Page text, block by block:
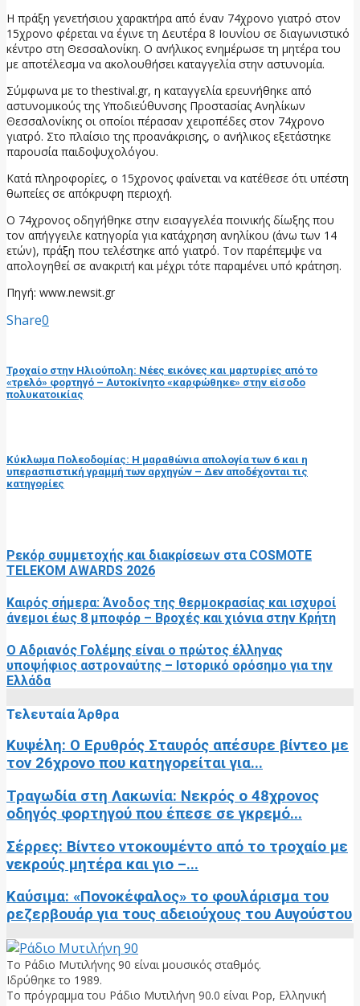
Η πράξη γενετήσιου χαρακτήρα από έναν 74χρονο γιατρό στον
15χρονο φέρεται να έγινε τη Δευτέρα 8 Ιουνίου σε διαγωνιστικό
κέντρο στη Θεσσαλονίκη. Ο ανήλικος ενημέρωσε τη μητέρα του
με αποτέλεσμα να ακολουθήσει καταγγελία στην αστυνομία.
Σύμφωνα με το thestival.gr, η καταγγελία ερευνήθηκε από
αστυνομικούς της Υποδιεύθυνσης Προστασίας Ανηλίκων
Θεσσαλονίκης οι οποίοι πέρασαν χειροπέδες στον 74χρονο
γιατρό. Στο πλαίσιο της προανάκρισης, ο ανήλικος εξετάστηκε
παρουσία παιδοψυχολόγου.
Κατά πληροφορίες, ο 15χρονος φαίνεται να κατέθεσε ότι υπέστη
θωπείες σε απόκρυφη περιοχή.
Ο 74χρονος οδηγήθηκε στην εισαγγελέα ποινικής δίωξης που
τον απήγγειλε κατηγορία για κατάχρηση ανηλίκου (άνω των 14
ετών), πράξη που τελέστηκε από γιατρό. Τον παρέπεμψε να
απολογηθεί σε ανακριτή και μέχρι τότε παραμένει υπό κράτηση.
Πηγή: www.newsit.gr
Share0
Τροχαίο στην Ηλιούπολη: Νέες εικόνες και μαρτυρίες από το
«τρελό» φορτηγό – Αυτοκίνητο «καρφώθηκε» στην είσοδο
πολυκατοικίας
Κύκλωμα Πολεοδομίας: Η μαραθώνια απολογία των 6 και η
υπερασπιστική γραμμή των αρχηγών – Δεν αποδέχονται τις
κατηγορίες
Ρεκόρ συμμετοχής και διακρίσεων στα COSMOTE
TELEKOM AWARDS 2026
Καιρός σήμερα: Άνοδος της θερμοκρασίας και ισχυροί
άνεμοι έως 8 μποφόρ – Βροχές και χιόνια στην Κρήτη
Ο Αδριανός Γολέμης είναι ο πρώτος έλληνας
υποψήφιος αστροναύτης – Ιστορικό ορόσημο για την
Ελλάδα
Τελευταία Άρθρα
Κυψέλη: Ο Ερυθρός Σταυρός απέσυρε βίντεο με
τον 26χρονο που κατηγορείται για...
Τραγωδία στη Λακωνία: Νεκρός ο 48χρονος
οδηγός φορτηγού που έπεσε σε γκρεμό...
Σέρρες: Βίντεο ντοκουμέντο από το τροχαίο με
νεκρούς μητέρα και γιο –...
Καύσιμα: «Πονοκέφαλος» το φουλάρισμα του
ρεζερβουάρ για τους αδειούχους του Αυγούστου
Το Ράδιο Μυτιλήνης 90 είναι μουσικός σταθμός.
Ιδρύθηκε το 1989.
Το πρόγραμμα του Ράδιο Μυτιλήνη 90.0 είναι Pop, Ελληνική